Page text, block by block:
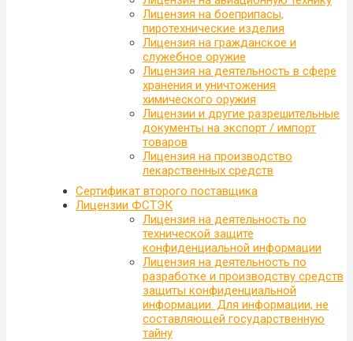
Лицензия на боеприпасы,
пиротехнические изделия
Лицензия на гражданское и
служебное оружие
Лицензия на деятельность в сфере
хранения и уничтожения
химического оружия
Лицензии и другие разрешительные
документы на экспорт / импорт
товаров
Лицензия на производство
лекарственных средств
Сертификат второго поставщика
Лицензии ФСТЭК
Лицензия на деятельность по
технической защите
конфиденциальной информации
Лицензия на деятельность по
разработке и производству средств
защиты конфиденциальной
информации. Для информации, не
составляющей государственную
тайну